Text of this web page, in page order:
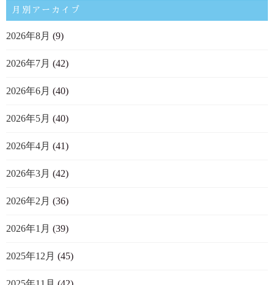
月別アーカイブ
2026年8月 (9)
2026年7月 (42)
2026年6月 (40)
2026年5月 (40)
2026年4月 (41)
2026年3月 (42)
2026年2月 (36)
2026年1月 (39)
2025年12月 (45)